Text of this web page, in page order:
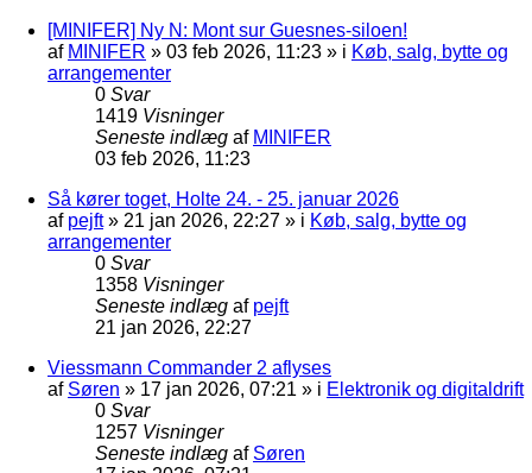
[MINIFER] Ny N: Mont sur Guesnes-siloen!
af MINIFER » 03 feb 2026, 11:23 » i Køb, salg, bytte og
arrangementer
0 Svar
1419 Visninger
Seneste indlæg af MINIFER
03 feb 2026, 11:23
Så kører toget, Holte 24. - 25. januar 2026
af pejft» 21 jan 2026, 22:27 » i Køb, salg, bytte og
arrangementer
0 Svar
1358 Visninger
Seneste indlæg af pejft
21 jan 2026, 22:27
Viessmann Commander 2 aflyses
af Søren » 17 jan 2026, 07:21 » i Elektronik og digitaldrift
0 Svar
1257 Visninger
Seneste indlæg af Søren